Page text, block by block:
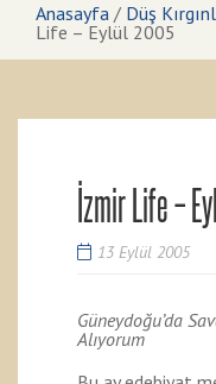
Anasayfa / Düş
Life – Eylül 2005
İzmir Life –
13 Eylül 2005
Güneydoğu’da
Alıyorum